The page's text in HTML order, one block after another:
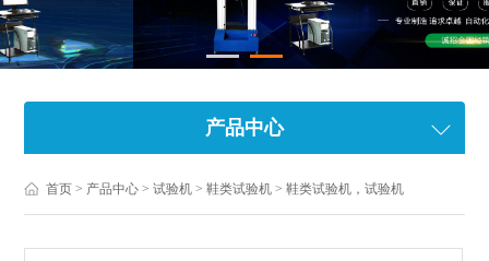
产品中心
首页 > 产品中心 >试验机 >鞋类试验机 > 鞋类试验机，试验机